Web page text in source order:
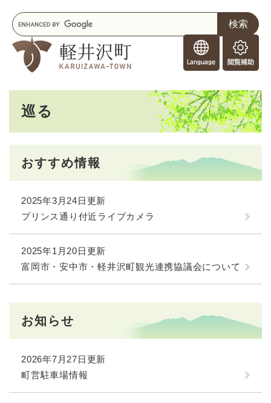
o
r
e
i
r
閲
覧
助
キ
ー
ワ
巡る
おすすめ情報
2025年3月24日更新
プリンス通り付近ライブカメラ
2025年1月20日更新
富岡市・安中市・軽井沢町観光連携協議会について
お知らせ
2026年7月27日更新
町営駐車場情報